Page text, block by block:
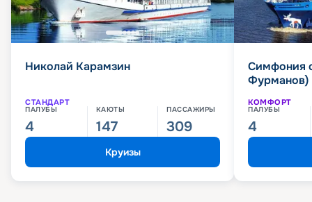
Николай Карамзин
СТАНДАРТ
ПАЛУБЫ
4
КАЮТЫ
147
ПАССАЖИРЫ
309
Круизы
Симфония
Фурманов)
КОМФОРТ
ПАЛУБЫ
4